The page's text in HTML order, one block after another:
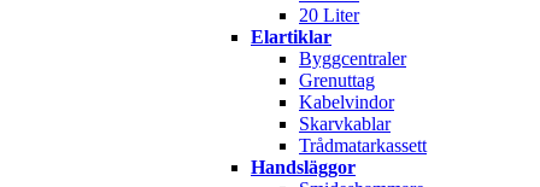
20 Liter
Elartiklar
Byggcentraler
Grenuttag
Kabelvindor
Skarvkablar
Trådmatarkassett
Handsläggor